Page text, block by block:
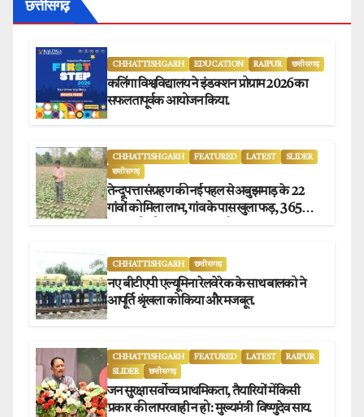
छत्तीसगढ़
CHHATTISHGARH EDUCATION RAIPUR छत्तीसगढ़
कलिंगा विश्वविद्यालय ने इंडक्शन प्रोग्राम 2026 का
सफलतापूर्वक आयोजन किया.
CHHATTISHGARH FEATURED LATEST
SLIDER
छत्तीसगढ़
तेन्दूपत्ता संग्रहण की नई पहल से अबुझमाड़ के 22
गांवों को मिला लाभ, गांव के पास खुला फड़, 365
CHHATTISHGARH छत्तीसगढ़
नए बीटीएपी एल्यूमिना रेलवे रेक के साथ बालको ने
आपूर्ति श्रृंखला को किया और मजबूत.
CHHATTISHGARH FEATURED LATEST
RAIPUR
SLIDER
छत्तीसगढ़
जन सुरक्षा सर्वोच्च प्राथमिकता, तैयारियों में किसी
प्रकार की लापरवाही न हो : मुख्यमंत्री विष्णुदेव साय.